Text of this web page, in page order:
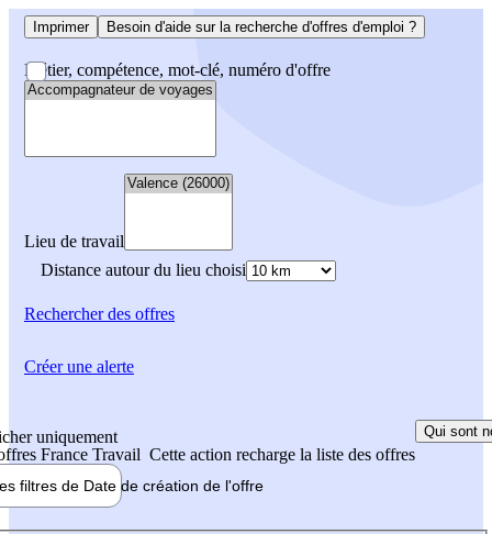
Imprimer Besoin d'aide sur la recherche d'offres d'emploi ?
Métier, compétence, mot-clé, numéro d'offre
Lieu de travail
Distance autour du lieu choisi
Rechercherdes offres
uniquement
France Travail Cette action recharge la liste des offres
Qui sont
filtres de Date de création de l'offre
Créer une alerte